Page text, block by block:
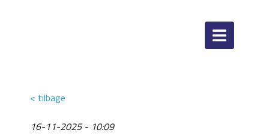
< tilbage
16-11-2025 - 10:09